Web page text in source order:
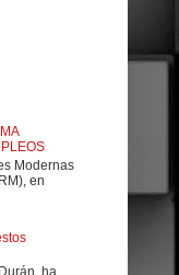
Modernas
en
ha